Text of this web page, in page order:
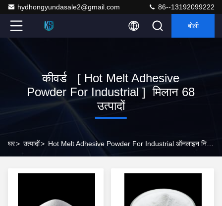
hydhongyundasale2@gmail.com 86--13192099222
बोली
कीवर्ड [ Hot Melt Adhesive
Powder For Industrial ] मिलान 68
उत्पादों
घर> उत्पादों>